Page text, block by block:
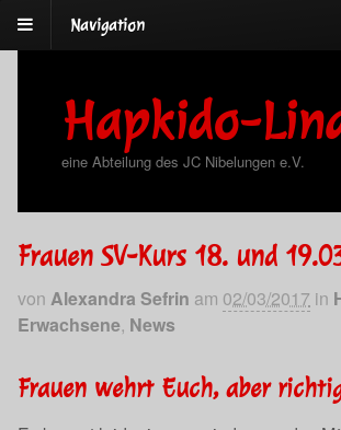
Navigation
Hapkido-
eine Abteilung des JC Nibelungen e.V.
Frauen SV-Kurs 18. und
von Alexandra Sefrin am 02/03/2017 in
Erwachsene, News
Frauen wehrt Euch, aber